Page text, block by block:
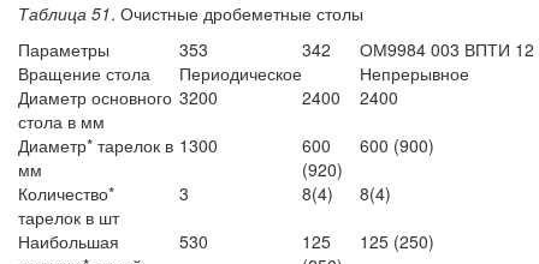
Таблица 51. Очистные дробеметные столы
Параметры
353 342
ОМ9984 003 ВПТИ 12
Вращение стола
Периодическое
Непрерывное
Диаметр основного
стола в мм
3200 2400
2400
Диаметр* тарелок в
мм
1300
600
(920)
600 (900)
Количество*
тарелок в шт
3 8(4)
8(4)
Наибольшая
530
125
125 (250)